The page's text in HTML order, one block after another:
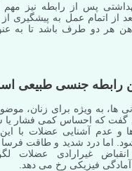
پس از رابطه نیز مهم
بعد از اتمام عمل به
ذهن هر دو طرف باشد تا به
رابطه جنسی طبیعی
ها، به ویژه برای زنان،
گفت که احساس کمی فشار یا
و عدم آشنایی عضلات با این
اما درد شدید و طاقت فرسا
انقباض غیرارادی عضلات
فیزیکی رخ می دهد.